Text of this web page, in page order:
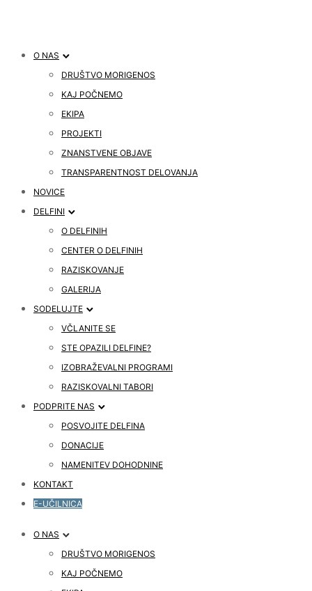
O NAS
DRUŠTVO MORIGENOS
KAJ POČNEMO
EKIPA
PROJEKTI
ZNANSTVENE OBJAVE
TRANSPARENTNOST DELOVANJA
NOVICE
DELFINI
O DELFINIH
CENTER O DELFINIH
RAZISKOVANJE
GALERIJA
SODELUJTE
VČLANITE SE
STE OPAZILI DELFINE?
IZOBRAŽEVALNI PROGRAMI
RAZISKOVALNI TABORI
PODPRITE NAS
POSVOJITE DELFINA
DONACIJE
NAMENITEV DOHODNINE
KONTAKT
E-UČILNICA
O NAS
DRUŠTVO MORIGENOS
KAJ POČNEMO